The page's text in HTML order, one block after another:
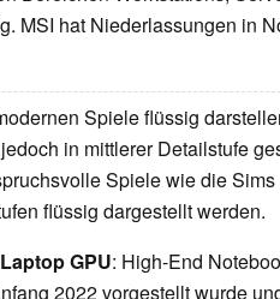
MSI hat Niederlassungen in
Spiele flüssig
in mittlerer Detailstufe
Spiele wie die
flüssig dargestellt werden.
GPU: High-End
2022 vorgestellt wurde